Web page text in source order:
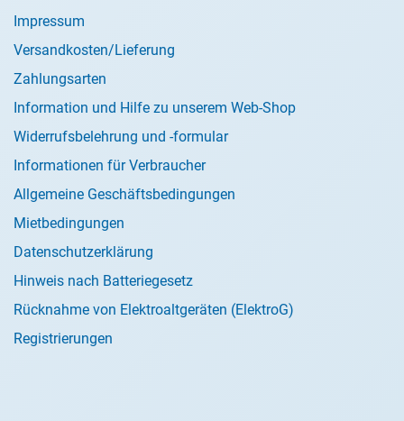
Impressum
Versandkosten/Lieferung
Zahlungsarten
Information und Hilfe zu unserem Web-Shop
Widerrufsbelehrung und -formular
Informationen für Verbraucher
Allgemeine Geschäftsbedingungen
Mietbedingungen
Datenschutzerklärung
Hinweis nach Batteriegesetz
Rücknahme von Elektroaltgeräten (ElektroG)
Registrierungen